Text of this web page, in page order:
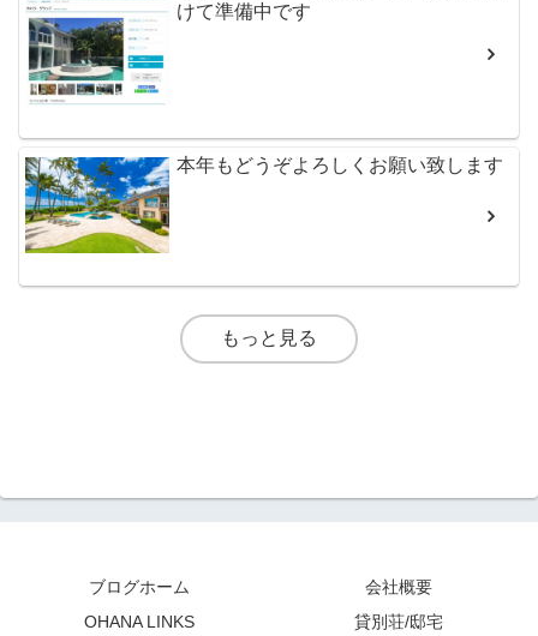
けて準備中です
本年もどうぞよろしくお願い致します
もっと見る
ブログホーム
会社概要
OHANA LINKS
貸別荘/邸宅